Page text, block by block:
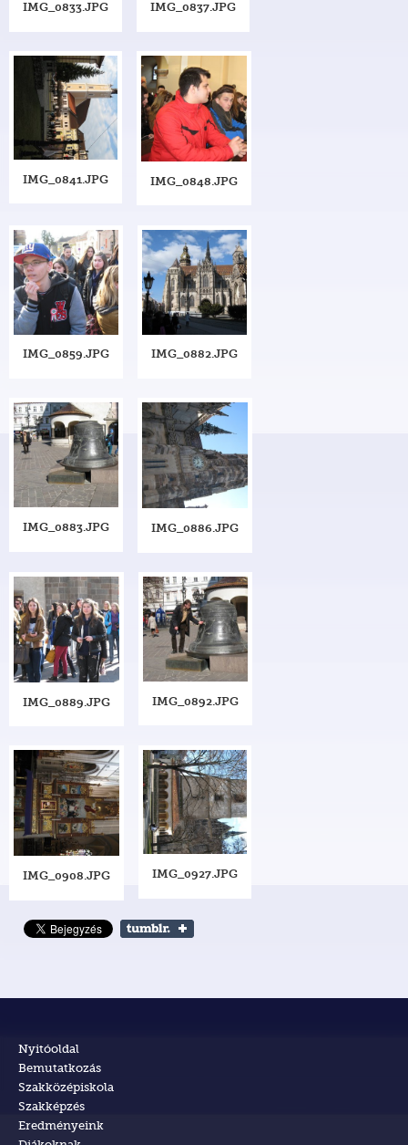
IMG_0833.JPG IMG_0837.JPG
IMG_0841.JPG IMG_0848.JPG
IMG_0859.JPG IMG_0882.JPG
IMG_0883.JPG IMG_0886.JPG
IMG_0889.JPG IMG_0892.JPG
IMG_0908.JPG IMG_0927.JPG
Nyitóoldal
Bemutatkozás
Szakközépiskola
Szakképzés
Eredményeink